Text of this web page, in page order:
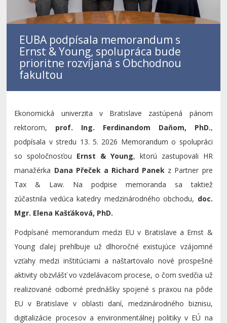
EUBA podpísala memorandum s
Ernst & Young, spolupráca bude
prioritne rozvíjaná s Obchodnou
fakultou
Ekonomická univerzita v Bratislave zastúpená pánom
rektorom, prof. Ing. Ferdinandom Daňom, PhD.,
podpísala v stredu 13. 5. 2026 Memorandum o spolupráci
so spoločnosťou Ernst & Young, ktorú zastupovali HR
manažérka Dana Přeček a Richard Panek z Partner pre
Tax & Law. Na podpise memoranda sa taktiež
zúčastnila vedúca katedry medzinárodného obchodu, doc.
Mgr. Elena Kašťáková, PhD.
Podpísané memorandum medzi EU v Bratislave a Ernst &
Young ďalej prehlbuje už dlhoročné existujúce vzájomné
vzťahy medzi inštitúciami a naštartovalo nové prospešné
aktivity obzvlášť vo vzdelávacom procese, o čom svedčia už
realizované odborné prednášky spojené s praxou na pôde
EU v Bratislave v oblasti daní, medzinárodného biznisu,
digitalizácie procesov a environmentálnej politiky v EÚ na